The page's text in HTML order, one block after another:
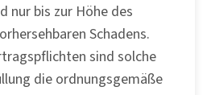
nur bis zur Höhe des
Schadens.
sind solche
die ordnungsgemäße